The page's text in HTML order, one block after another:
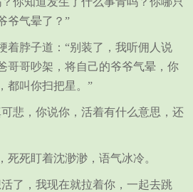
爷气晕了？”
着脖子道：“别装了，我听佣人说
哥哥吵架，将自己的爷爷气晕，你
都叫你扫把星。”
悲，你说你，活着有什么意思，还
死死盯着沈渺渺，语气冰冷。
了，我现在就拉着你，一起去跳